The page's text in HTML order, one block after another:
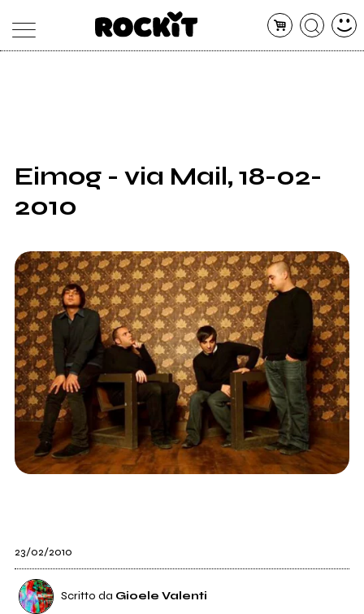
SHOP
RADIO
Eimog - via Mail, 18-02-
2010
23/02/2010
Scritto da Gioele Valenti